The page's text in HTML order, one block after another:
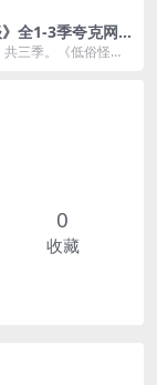
》全1-3季夸克网
共三季。《低俗怪
0
收藏